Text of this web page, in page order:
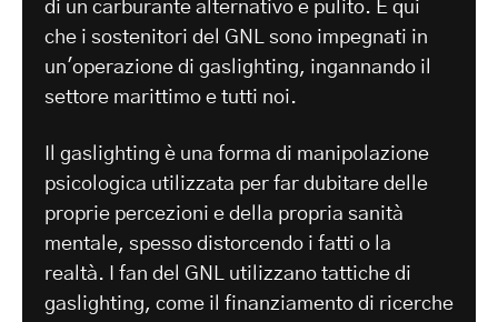
di un carburante alternativo e pulito. È qui
che i sostenitori del GNL sono impegnati in
un'operazione di gaslighting, ingannando il
settore marittimo e tutti noi.
Il gaslighting è una forma di manipolazione
psicologica utilizzata per far dubitare delle
proprie percezioni e della propria sanità
mentale, spesso distorcendo i fatti o la
realtà. I fan del GNL utilizzano tattiche di
gaslighting, come il finanziamento di ricerche